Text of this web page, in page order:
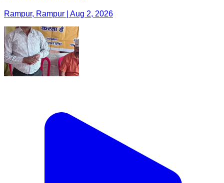
Rampur, Rampur | Aug 2, 2026